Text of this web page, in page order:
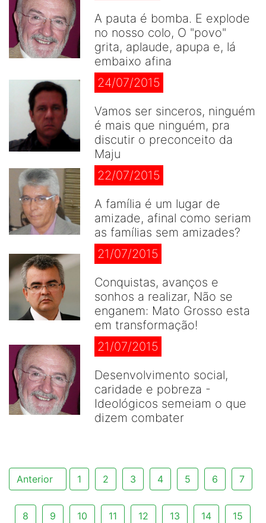
A pauta é bomba. E explode
no nosso colo, O "povo"
grita, aplaude, apupa e, lá
embaixo afina
24/07/2015
Vamos ser sinceros, ninguém
é mais que ninguém, pra
discutir o preconceito da
Maju
22/07/2015
A família é um lugar de
amizade, afinal como seriam
as famílias sem amizades?
21/07/2015
Conquistas, avanços e
sonhos a realizar, Não se
enganem: Mato Grosso esta
em transformação!
21/07/2015
Desenvolvimento social,
caridade e pobreza -
Ideológicos semeiam o que
dizem combater
Anterior 1 2 3 4 5 6 7
8 9 10 11 12 13 14 15